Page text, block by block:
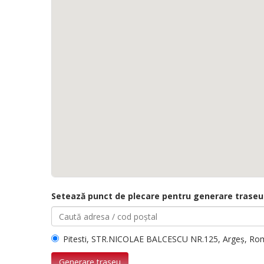
Setează punct de plecare pentru generare traseu
Pitesti, STR.NICOLAE BALCESCU NR.125, Argeș,